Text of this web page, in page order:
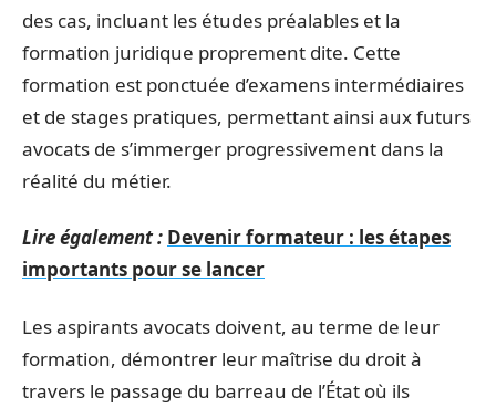
des cas, incluant les études préalables et la
formation juridique proprement dite. Cette
formation est ponctuée d’examens intermédiaires
et de stages pratiques, permettant ainsi aux futurs
avocats de s’immerger progressivement dans la
réalité du métier.
Lire également : Devenir formateur : les étapes
importants pour se lancer
Les aspirants avocats doivent, au terme de leur
formation, démontrer leur maîtrise du droit à
travers le passage du barreau de l’État où ils